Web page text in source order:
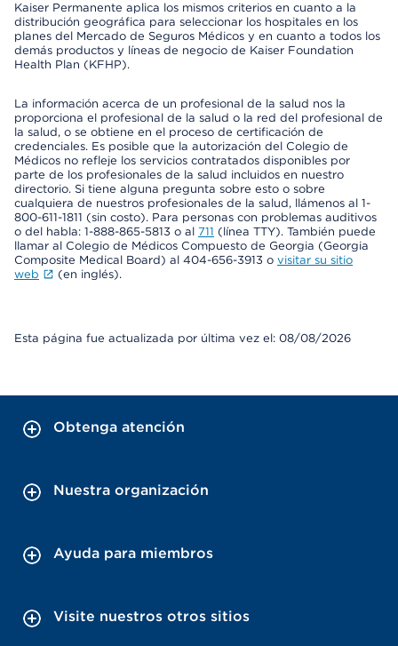
Kaiser Permanente aplica los mismos criterios en cuanto a la
distribución geográfica para seleccionar los hospitales en los
planes del Mercado de Seguros Médicos y en cuanto a todos los
demás productos y líneas de negocio de Kaiser Foundation
Health Plan (KFHP).
La información acerca de un profesional de la salud nos la
proporciona el profesional de la salud o la red del profesional de
la salud, o se obtiene en el proceso de certificación de
credenciales. Es posible que la autorización del Colegio de
Médicos no refleje los servicios contratados disponibles por
parte de los profesionales de la salud incluidos en nuestro
directorio. Si tiene alguna pregunta sobre esto o sobre
cualquiera de nuestros profesionales de la salud, llámenos al 1-
800-611-1811 (sin costo). Para personas con problemas auditivos
o del habla: 1-888-865-5813 o al 711 (línea TTY). También puede
llamar al Colegio de Médicos Compuesto de Georgia (Georgia
Composite Medical Board) al 404-656-3913 o visitar su sitio
web
(en inglés).
Esta página fue actualizada por última vez el: 08/08/2026
Obtenga atención
Nuestra organización
Ayuda para miembros
Visite nuestros otros sitios